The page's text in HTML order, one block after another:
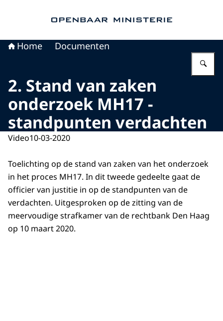
Home Documenten
2. Stand van zaken
onderzoek MH17 -
standpunten verdachten
Video10-03-2020
Toelichting op de stand van zaken van het onderzoek
in het proces MH17. In dit tweede gedeelte gaat de
officier van justitie in op de standpunten van de
verdachten. Uitgesproken op de zitting van de
meervoudige strafkamer van de rechtbank Den Haag
op 10 maart 2020.